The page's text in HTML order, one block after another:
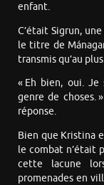
enfant.
C’était Sigrun,
le titre de
transmis qu’au
« Eh bien, oui.
genre de choses.
réponse.
Bien que Kristina
le combat n’était
cette lacune
promenades en